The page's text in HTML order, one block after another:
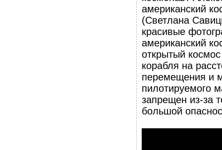
американский
(Светлана
красивые
американский
открытый
корабля на
перемещения и
пилотируемого
запрещен из-за
большой